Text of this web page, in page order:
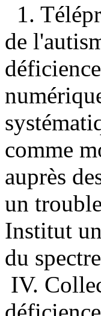
1.
de
comme
auprès
un
Institut
du
IV.